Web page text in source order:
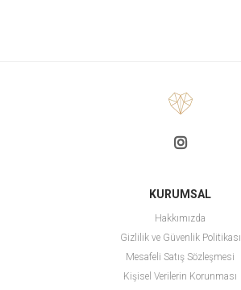
KURUMSAL
Hakkımızda
Gizlilik ve Güvenlik Politikası
Mesafeli Satış Sözleşmesi
Kişisel Verilerin Korunması